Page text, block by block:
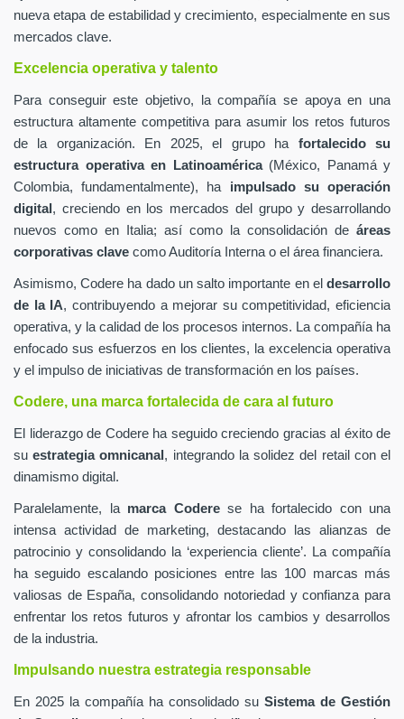
nueva etapa de estabilidad y crecimiento, especialmente en sus
mercados clave.
Excelencia operativa y talento
Para conseguir este objetivo, la compañía se apoya en una
estructura altamente competitiva para asumir los retos futuros
de la organización. En 2025, el grupo ha fortalecido su
estructura operativa en Latinoamérica(México, Panamá y
Colombia, fundamentalmente), ha impulsado su operación
digital , creciendo en los mercados del grupo y desarrollando
nuevos como en Italia; así como la consolidación de áreas
corporativas clave como Auditoría Interna o el área financiera.
Asimismo, Codere ha dado un salto importante en el desarrollo
de la IA, contribuyendo a mejorar su competitividad, eficiencia
operativa, y la calidad de los procesos internos. La compañía ha
enfocado sus esfuerzos en los clientes, la excelencia operativa
y el impulso de iniciativas de transformación en los países.
Codere, una marca fortalecida de cara al futuro
El liderazgo de Codere ha seguido creciendo gracias al éxito de
suestrategia omnicanal , integrando la solidez del retail con el
dinamismo digital.
Paralelamente, la marca Coderese ha fortalecido con una
intensa actividad de marketing, destacando las alianzas de
patrocinio y consolidando la ‘experiencia cliente’. La compañía
ha seguido escalando posiciones entre las 100 marcas más
valiosas de España, consolidando notoriedad y confianza para
enfrentar los retos futuros y afrontar los cambios y desarrollos
de la industria.
Impulsando nuestra estrategia responsable
En 2025 la compañía ha consolidado su Sistema de Gestión